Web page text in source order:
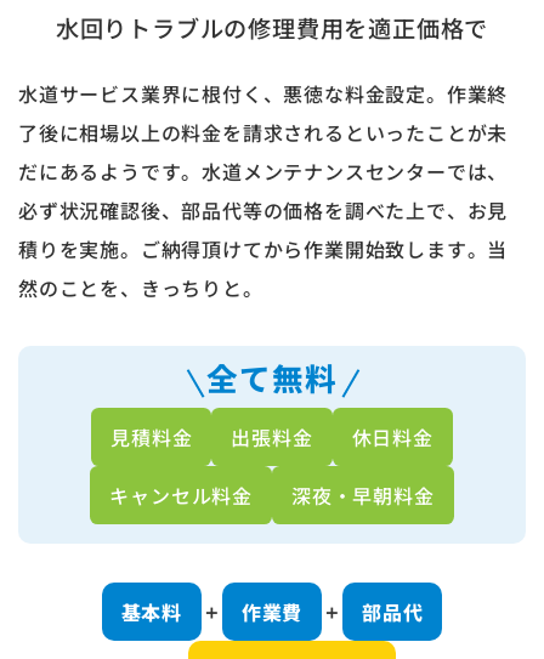
水回りトラブルの修理費用を適正価格で
水道サービス業界に根付く、悪徳な料金設定。作業終
了後に相場以上の料金を請求されるといったことが未
だにあるようです。水道メンテナンスセンターでは、
必ず状況確認後、部品代等の価格を調べた上で、お見
積りを実施。ご納得頂けてから作業開始致します。当
然のことを、きっちりと。
見積料金 出張料金
休日料金
キャンセル料金
深夜・早朝料金
全て無料
基本料 ＋ 作業費 ＋ 部品代